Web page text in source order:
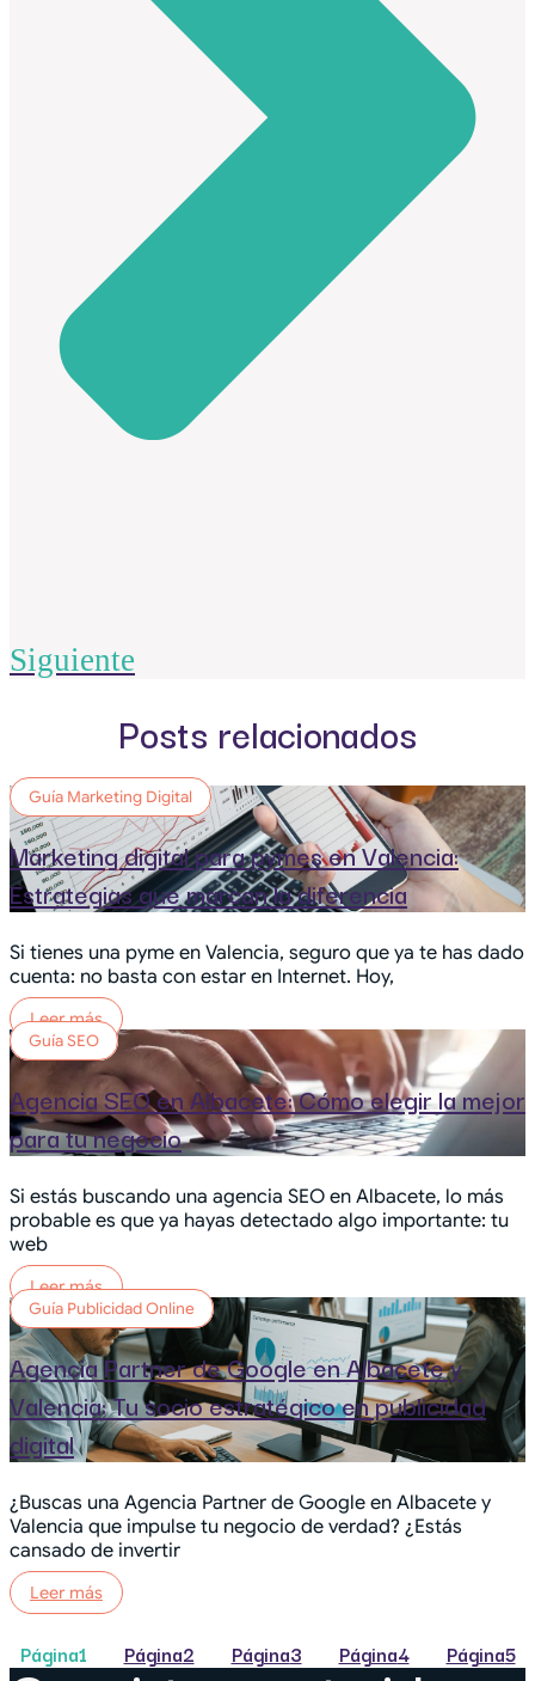
Siguiente
Posts relacionados
Guía Marketing Digital
Marketing digital para pymes en Valencia:
Estrategias que marcan la diferencia
Si tienes una pyme en Valencia, seguro que ya te has dado
cuenta: no basta con estar en Internet. Hoy,
Leer más
Guía SEO
Agencia SEO en Albacete: Cómo elegir la mejor
para tu negocio
Si estás buscando una agencia SEO en Albacete, lo más
probable es que ya hayas detectado algo importante: tu
web
Leer más
Guía Publicidad Online
Agencia Partner de Google en Albacete y
Valencia: Tu socio estratégico en publicidad
digital
¿Buscas una Agencia Partner de Google en Albacete y
Valencia que impulse tu negocio de verdad? ¿Estás
cansado de invertir
Leer más
Página1 Página2 Página3 Página4 Página5